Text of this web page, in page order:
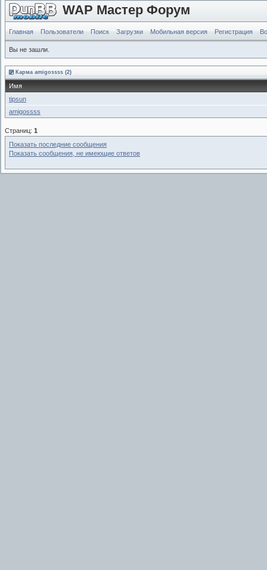
WAP Мастер Форум
Главная Пользователи Поиск Загрузки Мобильная версия Регистрация
Вы не зашли.
Карма amigossss (2)
Имя
tipsun
amigossss
Страниц: 1
Показать последние сообщения
Показать сообщения, не имеющие ответов